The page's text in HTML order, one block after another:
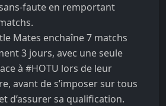
faute en remportant
Mates enchaîne 7 matchs
3 jours, avec une seule
à #HOTU lors de leur
avant de s’imposer sur tous
d’assurer sa qualification.